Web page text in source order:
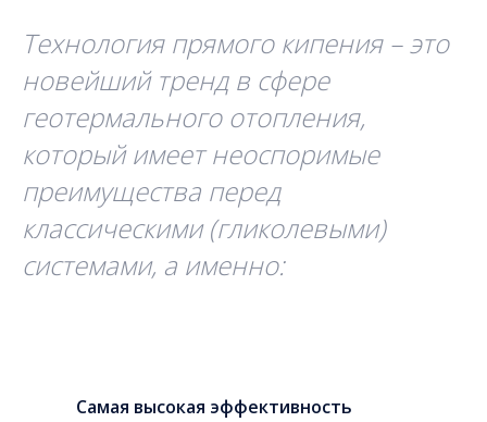
Технология прямого кипения – это
новейший тренд в сфере
геотермального отопления,
который имеет неоспоримые
преимущества перед
классическими (гликолевыми)
системами, а именно:
Самая высокая эффективность